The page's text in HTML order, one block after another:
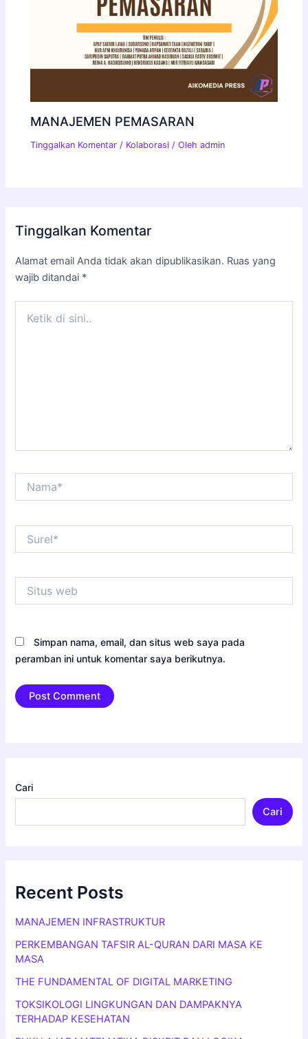
MANAJEMEN PEMASARAN
Tinggalkan Komentar / Kolaborasi / Olehadmin
Tinggalkan Komentar
Alamat email Anda tidak akan dipublikasikan. Ruas yang
wajib ditandai *
web
Simpan nama, email, dan situs web saya pada
peramban ini untuk komentar saya berikutnya.
Cari
Cari
Recent Posts
MANAJEMEN INFRASTRUKTUR
PERKEMBANGAN TAFSIR AL-QURAN DARI MASA KE
MASA
THE FUNDAMENTAL OF DIGITAL MARKETING
TOKSIKOLOGI LINGKUNGAN DAN DAMPAKNYA
TERHADAP KESEHATAN